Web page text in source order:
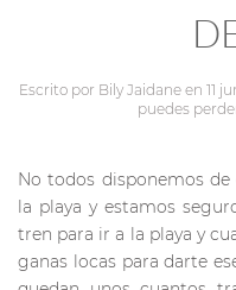
Escrito por Bily Jaidane en 11
puedes
No todos disponemos de
la playa y estamos
tren para ir a la playa y
ganas locas para darte